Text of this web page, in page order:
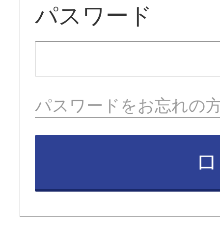
パスワード
パスワードをお忘れの